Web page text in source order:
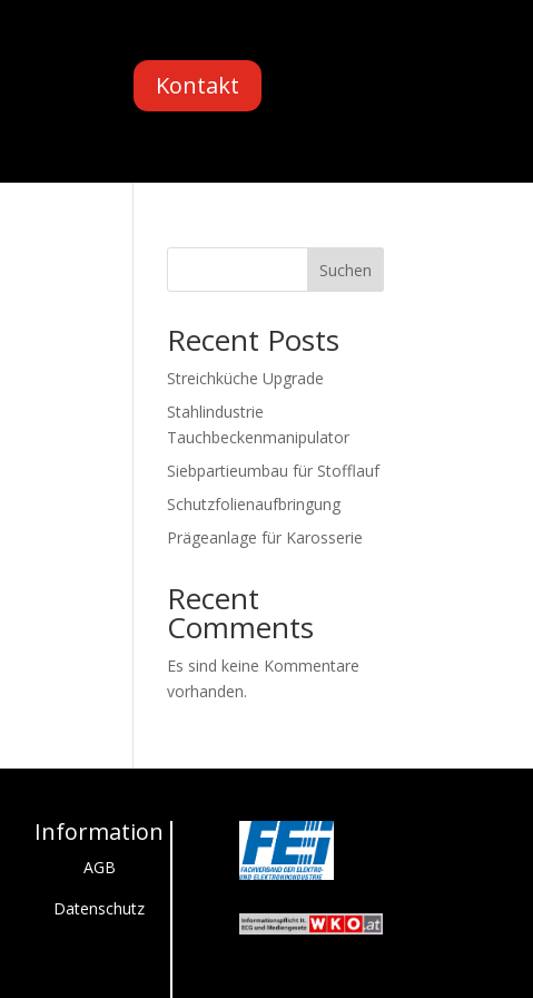
Kontakt
Suchen
Recent Posts
Streichküche Upgrade
Stahlindustrie
Tauchbeckenmanipulator
Siebpartieumbau für Stofflauf
Schutzfolienaufbringung
Prägeanlage für Karosserie
Recent
Comments
Es sind keine Kommentare
vorhanden.
Information
AGB
Datenschutz